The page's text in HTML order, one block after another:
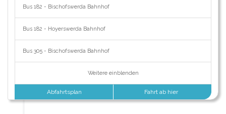
Bus 182 - Bischofswerda Bahnhof
Bus 182 - Hoyerswerda Bahnhof
Bus 305 - Bischofswerda Bahnhof
Weitere einblenden
Abfahrtsplan Fahrt ab hier